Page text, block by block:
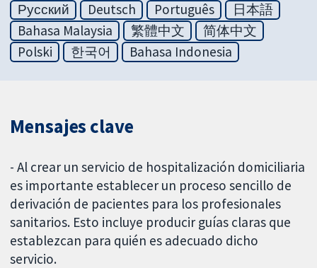
Русский
Deutsch Português
日本語
Bahasa Malaysia
繁體中文
简体中文
Polski
한국어 Bahasa Indonesia
Mensajes clave
- Al crear un servicio de hospitalización domiciliaria
es importante establecer un proceso sencillo de
derivación de pacientes para los profesionales
sanitarios. Esto incluye producir guías claras que
establezcan para quién es adecuado dicho
servicio.